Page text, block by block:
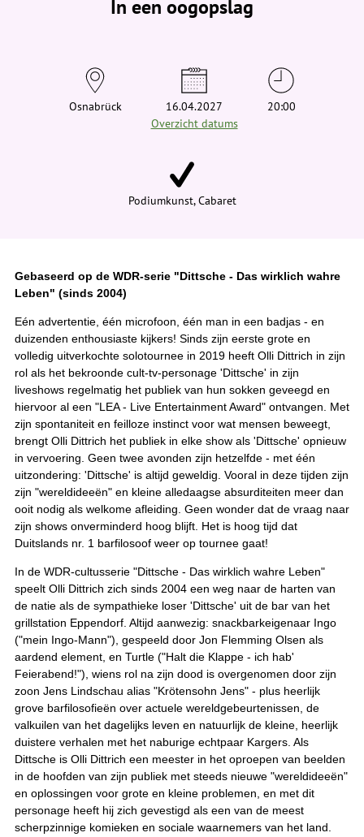
e
h
e
In een oogopslag
Osnabrück
16.04.2027
Overzicht datums
20:00
Podiumkunst, Cabaret
Gebaseerd op de WDR-serie "Dittsche - Das wirklich wahre
Leben" (sinds 2004)
Eén advertentie, één microfoon, één man in een badjas - en
duizenden enthousiaste kijkers! Sinds zijn eerste grote en
volledig uitverkochte solotournee in 2019 heeft Olli Dittrich in zijn
rol als het bekroonde cult-tv-personage 'Dittsche' in zijn
liveshows regelmatig het publiek van hun sokken geveegd en
hiervoor al een "LEA - Live Entertainment Award" ontvangen. Met
zijn spontaniteit en feilloze instinct voor wat mensen beweegt,
brengt Olli Dittrich het publiek in elke show als 'Dittsche' opnieuw
in vervoering. Geen twee avonden zijn hetzelfde - met één
uitzondering: 'Dittsche' is altijd geweldig. Vooral in deze tijden zijn
zijn "wereldideeën" en kleine alledaagse absurditeiten meer dan
ooit nodig als welkome afleiding. Geen wonder dat de vraag naar
zijn shows onverminderd hoog blijft. Het is hoog tijd dat
Duitslands nr. 1 barfilosoof weer op tournee gaat!
In de WDR-cultusserie "Dittsche - Das wirklich wahre Leben"
speelt Olli Dittrich zich sinds 2004 een weg naar de harten van
de natie als de sympathieke loser 'Dittsche' uit de bar van het
grillstation Eppendorf. Altijd aanwezig: snackbarkeigenaar Ingo
("mein Ingo-Mann"), gespeeld door Jon Flemming Olsen als
aardend element, en Turtle ("Halt die Klappe - ich hab'
Feierabend!"), wiens rol na zijn dood is overgenomen door zijn
zoon Jens Lindschau alias "Krötensohn Jens" - plus heerlijk
grove barfilosofieën over actuele wereldgebeurtenissen, de
valkuilen van het dagelijks leven en natuurlijk de kleine, heerlijk
duistere verhalen met het naburige echtpaar Kargers. Als
Dittsche is Olli Dittrich een meester in het oproepen van beelden
in de hoofden van zijn publiek met steeds nieuwe "wereldideeën"
en oplossingen voor grote en kleine problemen, en met dit
personage heeft hij zich gevestigd als een van de meest
scherpzinnige komieken en sociale waarnemers van het land.